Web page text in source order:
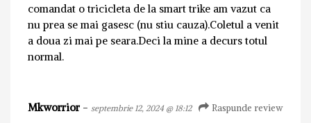
comandat o tricicleta de la smart trike am vazut ca
nu prea se mai gasesc (nu stiu cauza).Coletul a venit
a doua zi mai pe seara.Deci la mine a decurs totul
normal.
Mkworrior - septembrie 12, 2024 @ 18:12 Raspunde review